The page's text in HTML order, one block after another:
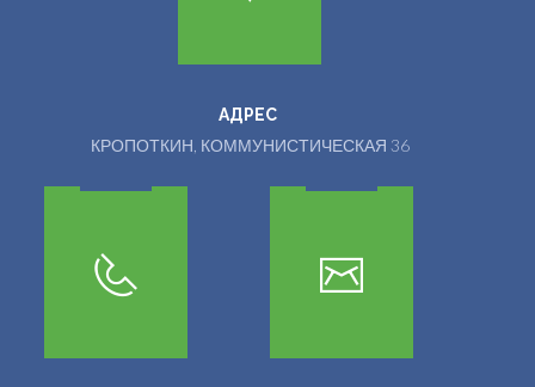
АДРЕС
КРОПОТКИН, КОММУНИСТИЧЕСКАЯ 36